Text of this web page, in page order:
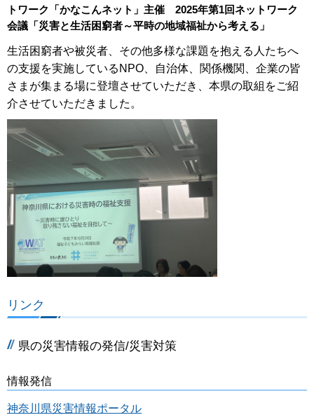
トワーク「かなこんネット」主催 2025年第1回ネットワーク
会議「災害と生活困窮者～平時の地域福祉から考える」
生活困窮者や被災者、その他多様な課題を抱える人たちへ
の支援を実施しているNPO、自治体、関係機関、企業の皆
さまが集まる場に登壇させていただき、本県の取組をご紹
介させていただきました。
リンク
県の災害情報の発信/災害対策
情報発信
神奈川県災害情報ポータル